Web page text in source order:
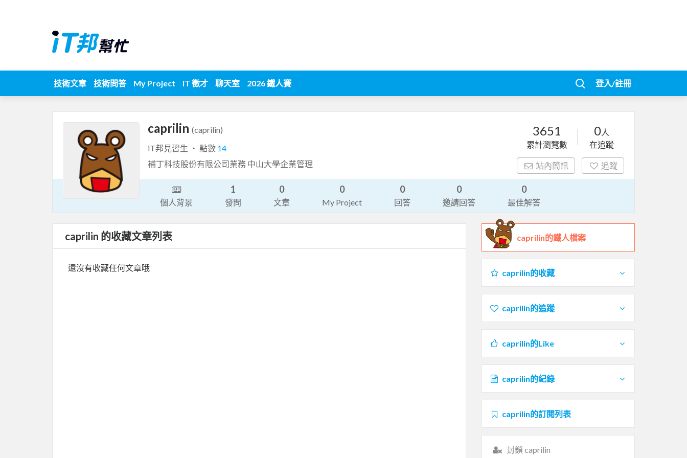
技術文章 技術問答 My Project iT 徵才 聊天室 2026 鐵人賽 登入/註冊
caprilin (caprilin)
iT邦見習生 ‧ 點數 14
補丁科技股份有限公司業務 中山大學企業管理
3651
累計瀏覽數
0人
在追蹤
站內簡訊 追蹤
個人背景
1
發問
0
文章
0
My Project
0
回答
0
邀請回答
0
最佳解答
caprilin 的收藏文章列表
還沒有收藏任何文章哦
caprilin的鐵人檔案
caprilin的收藏
caprilin的追蹤
caprilin的Like
caprilin的紀錄
caprilin的訂閱列表
封鎖 caprilin